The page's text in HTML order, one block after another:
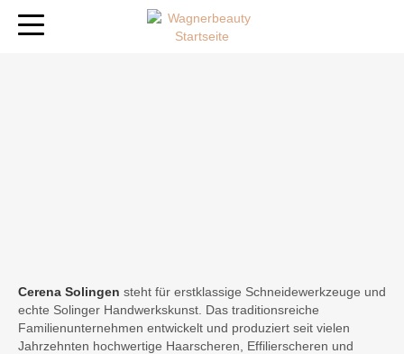
Cerena Solingen steht für erstklassige Schneidewerkzeuge und
echte Solinger Handwerkskunst. Das traditionsreiche
Familienunternehmen entwickelt und produziert seit vielen
Jahrzehnten hochwertige Haarscheren, Effilierscheren und